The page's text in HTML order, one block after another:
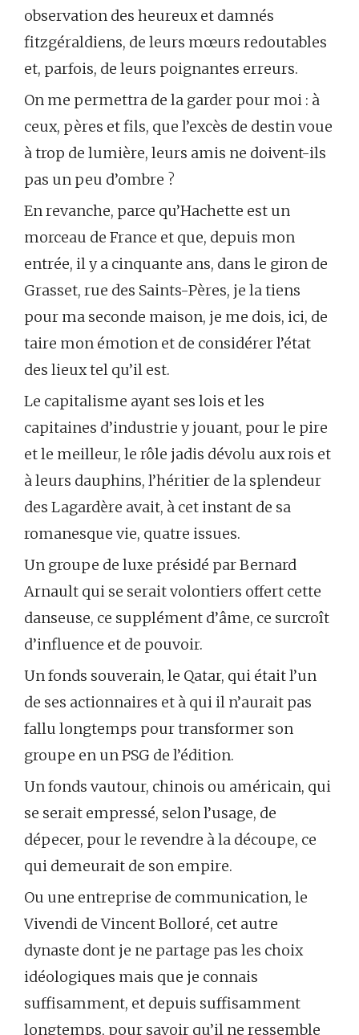
observation des heureux et damnés
fitzgéraldiens, de leurs mœurs redoutables
et, parfois, de leurs poignantes erreurs.
On me permettra de la garder pour moi : à
ceux, pères et fils, que l’excès de destin voue
à trop de lumière, leurs amis ne doivent-ils
pas un peu d’ombre ?
En revanche, parce qu’Hachette est un
morceau de France et que, depuis mon
entrée, il y a cinquante ans, dans le giron de
Grasset, rue des Saints-Pères, je la tiens
pour ma seconde maison, je me dois, ici, de
taire mon émotion et de considérer l’état
des lieux tel qu’il est.
Le capitalisme ayant ses lois et les
capitaines d’industrie y jouant, pour le pire
et le meilleur, le rôle jadis dévolu aux rois et
à leurs dauphins, l’héritier de la splendeur
des Lagardère avait, à cet instant de sa
romanesque vie, quatre issues.
Un groupe de luxe présidé par Bernard
Arnault qui se serait volontiers offert cette
danseuse, ce supplément d’âme, ce surcroît
d’influence et de pouvoir.
Un fonds souverain, le Qatar, qui était l’un
de ses actionnaires et à qui il n’aurait pas
fallu longtemps pour transformer son
groupe en un PSG de l’édition.
Un fonds vautour, chinois ou américain, qui
se serait empressé, selon l’usage, de
dépecer, pour le revendre à la découpe, ce
qui demeurait de son empire.
Ou une entreprise de communication, le
Vivendi de Vincent Bolloré, cet autre
dynaste dont je ne partage pas les choix
idéologiques mais que je connais
suffisamment, et depuis suffisamment
longtemps, pour savoir qu’il ne ressemble